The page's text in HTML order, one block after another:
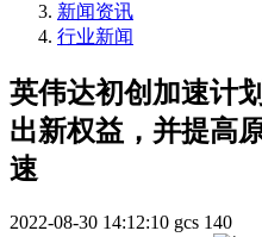
新闻资讯
行业新闻
英伟达初创加速计
出新权益，并提高
速
2022-08-30 14:12:10 gcs 140